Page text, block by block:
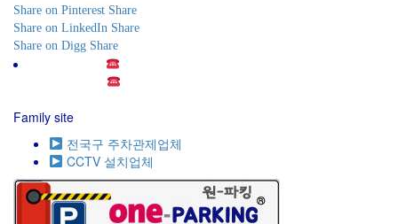
Share on Pinterest Share
Share on LinkedIn Share
Share on Digg Share
Family site
전국구 주차관제업체
CCTV 설치업체